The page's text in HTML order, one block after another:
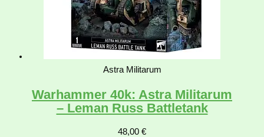
Astra Militarum
Warhammer 40k: Astra Militarum
– Leman Russ Battletank
48,00 €